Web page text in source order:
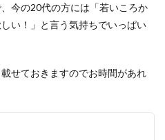
今の20代の方には「若いころか
い！」と言う気持ちでいっぱい
せておきますのでお時間があれ